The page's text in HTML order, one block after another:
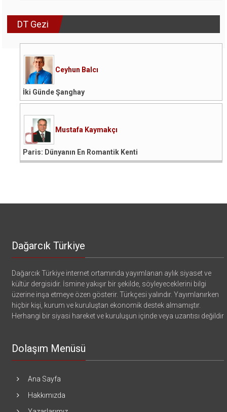
DT Gezi
Ceyhun Balcı
İki Günde Şanghay
Mustafa Kaymakçı
Paris: Dünyanın En Romantik Kenti
Dağarcık Türkiye
Dağarcık Türkiye internet ortamında yayımlanan aylık siyaset ve
kültür dergisidir. İsmine yakışır bir şekilde, söyleyeceklerini bilgi
üzerine inşa etmeye özen gösterir. Türkçesi yalındır. Yayımlanırken
hiçbir kişi, kurum ve kuruluştan ekonomik destek almamıştır.
Herhangi bir siyasi hareket ve kuruluşun içinde veya uzantısı değildir
Dolaşım Menüsü
Ana Sayfa
Hakkımızda